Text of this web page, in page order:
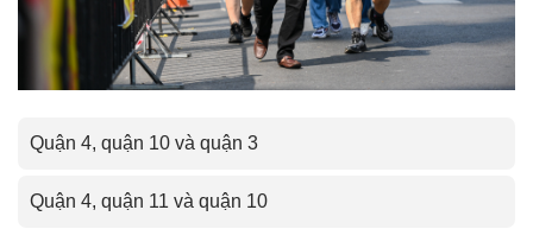
Quận 4, quận 10 và quận 3
Quận 4, quận 11 và quận 10